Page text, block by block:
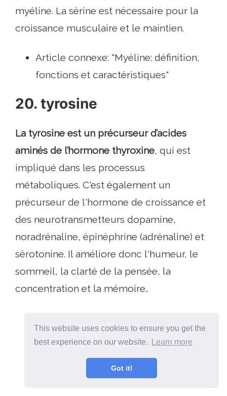
This website uses cookies to ensure you get the
best experience on our website.
Learn more
Got it!
myéline. La sérine est nécessaire pour la
croissance musculaire et le maintien.
Article connexe: "Myéline: définition,
fonctions et caractéristiques"
20. tyrosine
La tyrosine est un précurseur d’acides
aminés de l’hormone thyroxine, qui est
impliqué dans les processus
métaboliques. C'est également un
précurseur de l'hormone de croissance et
des neurotransmetteurs dopamine,
noradrénaline, épinéphrine (adrénaline) et
sérotonine. Il améliore donc l'humeur, le
sommeil, la clarté de la pensée, la
concentration et la mémoire..